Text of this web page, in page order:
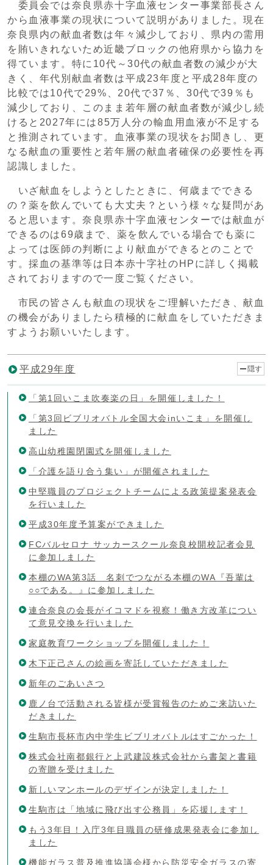
委員会では奈良県赤十字血液センター事業部長さん
から血液事業の現状について説明がありました。現在
奈良県内の献血者数は年々減少しており、県内の需用
を賄いきれないため近畿ブロックの他府県から協力を
得ています。特に10代～30代の献血者数の減少が大
きく、年代別献血者数は平成23年度と平成28年度の
比較では10代で29%、20代で37％、30代で39％も
減少しており、このまま若年層の献血者数が減少し続
けると2027年には85万人分の輸血用血液が不足する
と推測されています。血液事業の現状をお聞きし、更
なる献血の重要性と若年層の献血者確保の必要性を再
認識しました。
いざ献血をしようとしたときに、何歳までできる
の？薬を飲んでいても大丈夫？という様々な疑問があ
ると思います。奈良県赤十字血液センターでは献血が
できるのは69歳まで、薬を飲んでいる場合でも薬に
よっては医師の判断により献血ができるとのことで
す。採血の基準等は日本赤十字社のHPに詳しく掲載
されておりますので一度ご覧ください。
市民の皆さんも献血の現状をご理解いただき、献血
の機会がありましたら積極的に献血をしていただきま
すようお願いいたします。
平成29年度 隠す
「第1回いこま吹奏楽の日」を開催しました！
「第3回ビブリオバトル全国大会inいこま」を開催し
ました
高山幼稚園閉園式を開催しました
「介護を語り合う集い」が開催されました
中堅職員のプロジェクトチームによる政策提案発表会
を行いました
平成30年度予算案ができました
FCバルセロナ サッカースクール奈良校開校記者会見
に参加しました
本棚のWA第3話 名刺でつながる本棚のWA『吾輩は
○○である。』に参加しました
連合奈良の会長がイコマドを視察！働き方改革につい
て意見交換を行いました
家庭教育ワークショップを開催しました！
木下正己さんの絵画を寄託していただきました
新年のごあいさつ
鹿ノ台で活動される皆様が受賞報告のためご来訪いた
だきました
生駒市長杯市内中学生ビブリオバトルはすごかった！
株式会社南都銀行と上武建設株式会社から書架と書籍
の寄贈を受けました
新しいマンホールのデザインが決定しました！
生駒市は「地域に飛び出す公務員」を応援します！
もう3年目！入庁3年目職員の研修成果発表会に参加し
ました
機能ガラス普及推進協議会様から防災安全ガラスの寄